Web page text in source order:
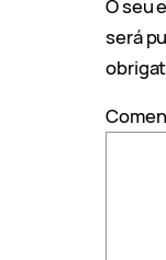
O seu
será